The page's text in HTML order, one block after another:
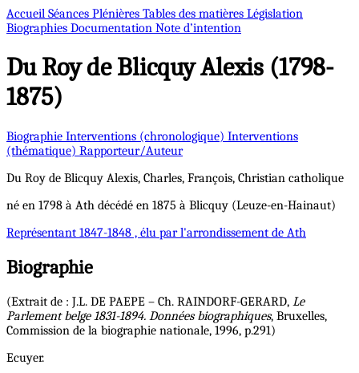
Accueil Séances Plénières Tables des matières Législation
Biographies Documentation Note d’intention
Du Roy de BlicquyAlexis (1798-
1875)
Biographie Interventions (chronologique) Interventions
(thématique) Rapporteur/Auteur
Du Roy de Blicquy Alexis, Charles, François, Christian catholique
né en 1798 à Ath décédé en 1875 à Blicquy (Leuze-en-Hainaut)
Représentant 1847-1848 , élu par l'arrondissement de Ath
Biographie
(Extrait de : J.L. DE PAEPE – Ch. RAINDORF-GERARD, Le
Parlement belge 1831-1894. Données biographiques, Bruxelles,
Commission de la biographie nationale, 1996, p.291)
Ecuyer.